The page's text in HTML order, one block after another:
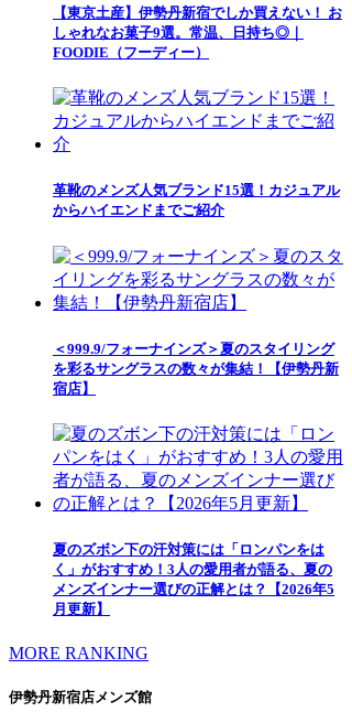
【東京土産】伊勢丹新宿でしか買えない！ お
しゃれなお菓子9選。常温、日持ち◎｜
FOODIE（フーディー）
革靴のメンズ人気ブランド15選！カジュアル
からハイエンドまでご紹介
＜999.9/フォーナインズ＞夏のスタイリング
を彩るサングラスの数々が集結！【伊勢丹新
宿店】
夏のズボン下の汗対策には「ロンパンをは
く」がおすすめ！3人の愛用者が語る、夏の
メンズインナー選びの正解とは？【2026年5
月更新】
MORE RANKING
伊勢丹新宿店メンズ館